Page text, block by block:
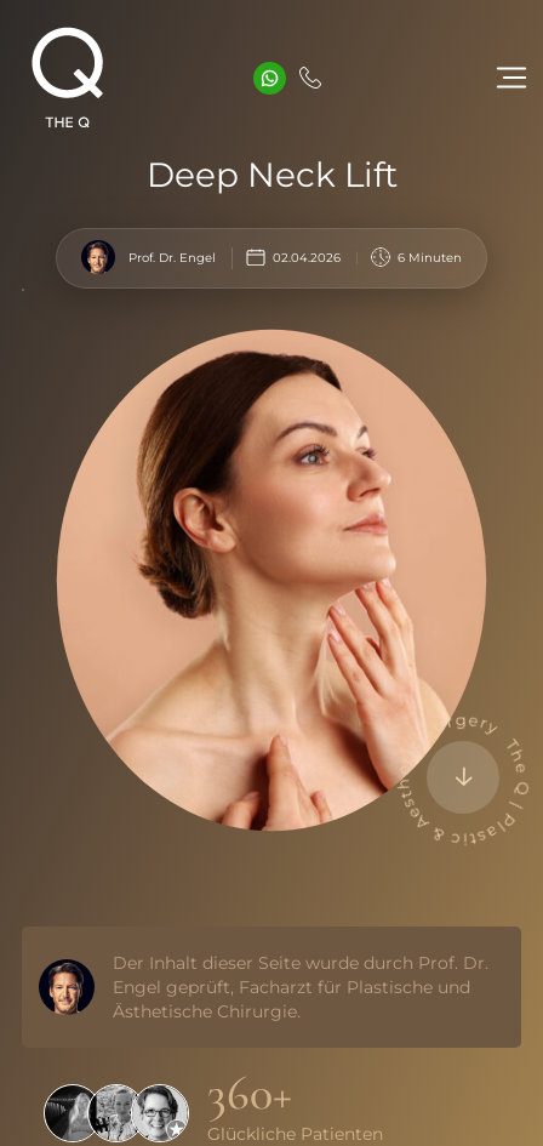
Deep Neck Lift
Prof. Dr. Engel 02.04.2026 6 Minuten
Der Inhalt dieser Seite wurde durch Prof. Dr.
Engel geprüft, Facharzt für Plastische und
Ästhetische Chirurgie.
The Q | Plastic & Aesthetic Surgery
360+
Glückliche Patienten